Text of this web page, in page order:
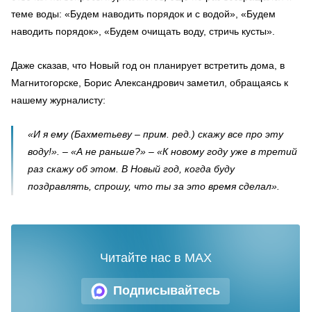
теме воды: «Будем наводить порядок и с водой», «Будем
наводить порядок», «Будем очищать воду, стричь кусты».
Даже сказав, что Новый год он планирует встретить дома, в
Магнитогорске, Борис Александрович заметил, обращаясь к
нашему журналисту:
«И я ему (Бахметьеву – прим. ред.) скажу все про эту
воду!». – «А не раньше?» – «К новому году уже в третий
раз скажу об этом. В Новый год, когда буду
поздравлять, спрошу, что ты за это время сделал».
Подписывайтесь
Читайте нас в MAX